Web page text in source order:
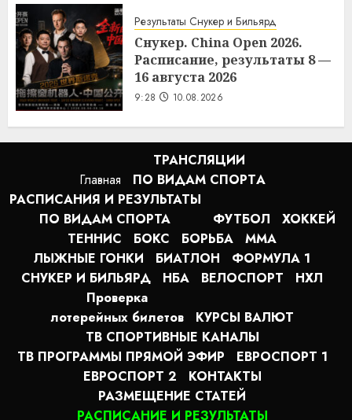
Результаты Снукер и Бильярд
Снукер. China Open 2026.
Расписание, результаты 8 —
16 августа 2026
9:28 10.08.2026
Главная
ТРАНСЛЯЦИИ
ПО ВИДАМ СПОРТA
РАСПИСАНИЯ И РЕЗУЛЬТАТЫ
ПО ВИДАМ СПОРТА
ФУТБОЛ
ХОККЕЙ
ТЕННИС
БОКС БОРЬБА
MMA
ЛЫЖНЫЕ ГОНКИ
БИАТЛОН
ФОРМУЛА 1
СНУКЕР И БИЛЬЯРД
НБА ВЕЛОСПОРТ
НХЛ
Проверка
лотерейных билетов
КУРСЫ ВАЛЮТ
ТВ СПОРТИВНЫЕ КАНАЛЫ
ТВ ПРОГРАММЫ ПРЯМОЙ ЭФИР
ЕВРОСПОРТ 1
ЕВРОСПОРТ 2
КОНТАКТЫ
РАЗМЕЩЕНИЕ СТАТЕЙ
РАСПИСАНИЕ И РЕЗУЛЬТАТЫ